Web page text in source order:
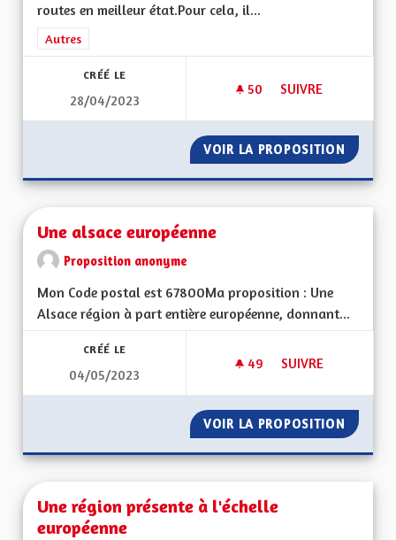
routes en meilleur état.Pour cela, il...
Filtrer les résultats de la catégorie : Autres
Autres
CRÉÉ LE
28/04/2023
50 50 ABONNÉS
SUIVRE
VOIR LA PROPOSITION
Une alsace européenne
Proposition anonyme
Mon Code postal est 67800Ma proposition : Une
Alsace région à part entière européenne, donnant...
CRÉÉ LE
04/05/2023
49 49 ABONNÉS
SUIVRE
VOIR LA PROPOSITION UNE
Une région présente à l'échelle
européenne